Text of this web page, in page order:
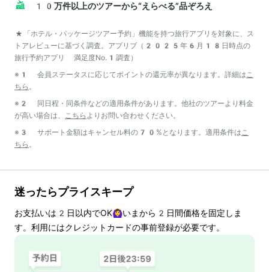
10万件以上のツアーから“えらべる”品ぞろえ
*「ホテル・パッケージツアー予約」機能を持つ旅行アプリを対象に、ス
トアレビューに基づく調査。アプリブ（2025年6月18日時点の
旅行予約アプリ 満足度No.1調査）
※1 会員ステータスに応じてポイントの還元率が異なります。詳細はこ
ちら 。
※2 同日程・同条件などの適用条件があります。他社のツアーより料金
が高い場合は、 こちら よりお問い合わせください。
※3 サポート金額はキャンセル料の70%となります。適用条件はこ
ちら 。
迷ったらプライスキープ
お支払いは 2 日以内でOK🙆‍♀️いまから 2 日間価格を固定しま
す。利用にはクレジットカードの事前登録が必要です。